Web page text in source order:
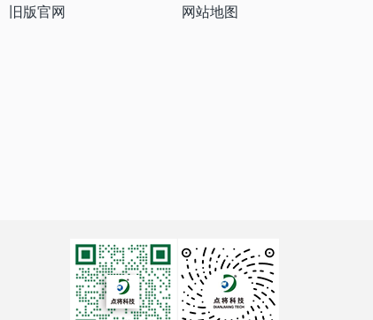
旧版官网 网站地图